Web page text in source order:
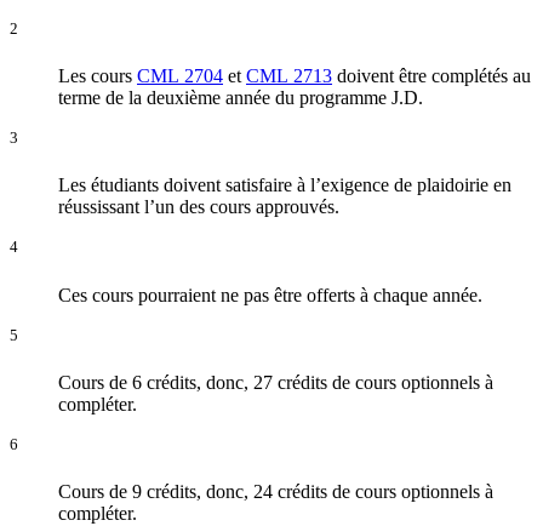
2
Les cours CML 2704 et CML 2713 doivent être complétés au
terme de la deuxième année du programme J.D.
3
Les étudiants doivent satisfaire à l’exigence de plaidoirie en
réussissant l’un des cours approuvés.
4
Ces cours pourraient ne pas être offerts à chaque année.
5
Cours de 6 crédits, donc, 27 crédits de cours optionnels à
compléter.
6
Cours de 9 crédits, donc, 24 crédits de cours optionnels à
compléter.